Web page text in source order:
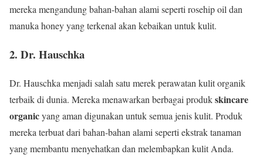
mereka mengandung bahan-bahan alami seperti rosehip oil dan
manuka honey yang terkenal akan kebaikan untuk kulit.
2. Dr. Hauschka
Dr. Hauschka menjadi salah satu merek perawatan kulit organik
terbaik di dunia. Mereka menawarkan berbagai produkskincare
organicyang aman digunakan untuk semua jenis kulit. Produk
mereka terbuat dari bahan-bahan alami seperti ekstrak tanaman
yang membantu menyehatkan dan melembapkan kulit Anda.